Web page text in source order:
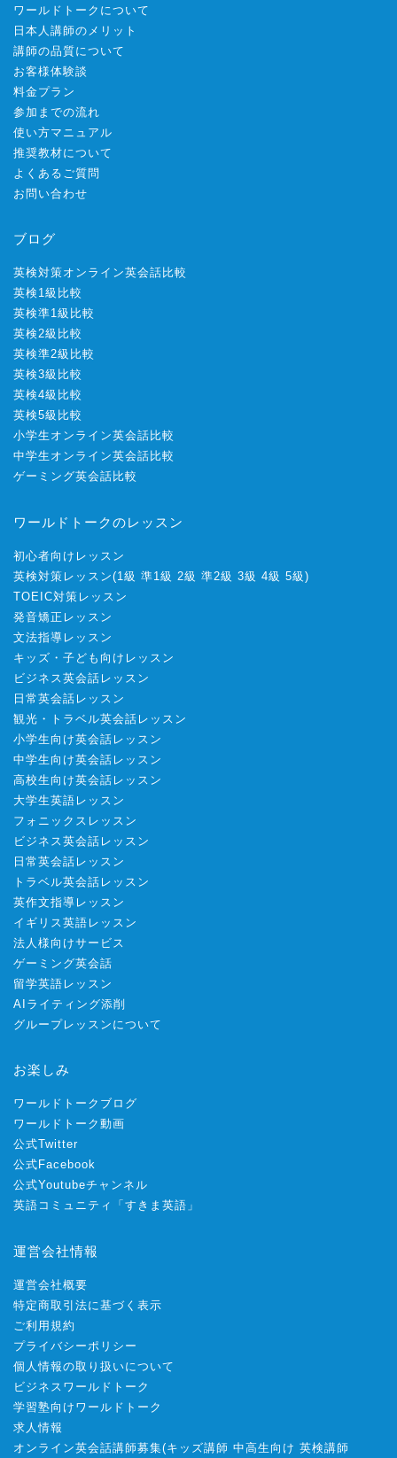
ワールドトークについて
日本人講師のメリット
講師の品質について
お客様体験談
料金プラン
参加までの流れ
使い方マニュアル
推奨教材について
よくあるご質問
お問い合わせ
ブログ
英検対策オンライン英会話比較
英検1級比較
英検準1級比較
英検2級比較
英検準2級比較
英検3級比較
英検4級比較
英検5級比較
小学生オンライン英会話比較
中学生オンライン英会話比較
ゲーミング英会話比較
ワールドトークのレッスン
初心者向けレッスン
英検対策レッスン(1級 準1級 2級 準2級 3級 4級 5級 )
TOEIC対策レッスン
発音矯正レッスン
文法指導レッスン
キッズ・子ども向けレッスン
ビジネス英会話レッスン
日常英会話レッスン
観光・トラベル英会話レッスン
小学生向け英会話レッスン
中学生向け英会話レッスン
高校生向け英会話レッスン
大学生英語レッスン
フォニックスレッスン
ビジネス英会話レッスン
日常英会話レッスン
トラベル英会話レッスン
英作文指導レッスン
イギリス英語レッスン
法人様向けサービス
ゲーミング英会話
留学英語レッスン
AIライティング添削
グループレッスンについて
お楽しみ
ワールドトークブログ
ワールドトーク動画
公式Twitter
公式Facebook
公式Youtubeチャンネル
英語コミュニティ「すきま英語」
運営会社情報
運営会社概要
特定商取引法に基づく表示
ご利用規約
プライバシーポリシー
個人情報の取り扱いについて
ビジネスワールドトーク
学習塾向けワールドトーク
求人情報
オンライン英会話講師募集(キッズ講師 中高生向け 英検講師